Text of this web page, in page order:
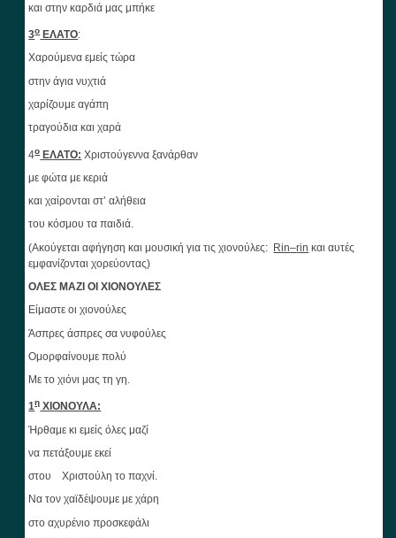
και στην καρδιά μας μπήκε
3οΕΛΑΤΟ:
Χαρούμενα εμείς τώρα
στην άγια νυχτιά
χαρίζουμε αγάπη
τραγούδια και χαρά
4οΕΛΑΤΟ: Χριστούγεννα ξανάρθαν
με φώτα με κεριά
και χαίρονται στ’ αλήθεια
του κόσμου τα παιδιά.
(Ακούγεται αφήγηση και μουσική για τις χιονούλες: Rin–rin και αυτές
εμφανίζονται χορεύοντας)
ΟΛΕΣ ΜΑΖΙ ΟΙ ΧΙΟΝΟΥΛΕΣ
Είμαστε οι χιονούλες
Άσπρες άσπρες σα νυφούλες
Ομορφαίνουμε πολύ
Με το χιόνι μας τη γη.
1η ΧΙΟΝΟΥΛΑ:
Ήρθαμε κι εμείς όλες μαζί
να πετάξουμε εκεί
στου Χριστούλη το παχνί.
Να τον χαϊδέψουμε με χάρη
στο αχυρένιο προσκεφάλι